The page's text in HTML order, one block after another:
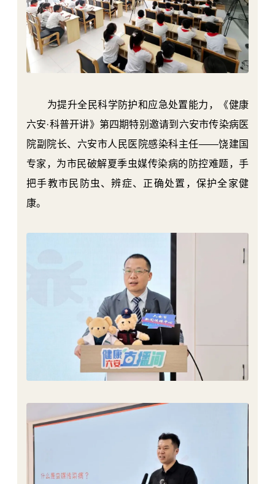
为提升全民科学防护和应急处置能力，《健康
六安·科普开讲》第四期特别邀请到六安市传染病医
院副院长、六安市人民医院感染科主任——饶建国
专家，为市民破解夏季虫媒传染病的防控难题，手
把手教市民防虫、辨症、正确处置，保护全家健
康。